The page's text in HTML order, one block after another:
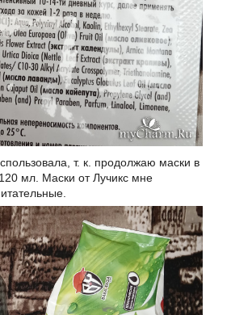
т. к. продолжаю маски в
мл. Маски от Лучикс мне